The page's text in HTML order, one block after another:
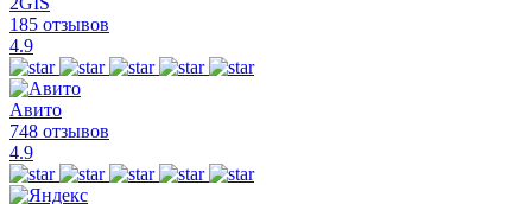
185 отзывов
4.9
Авито
748 отзывов
4.9